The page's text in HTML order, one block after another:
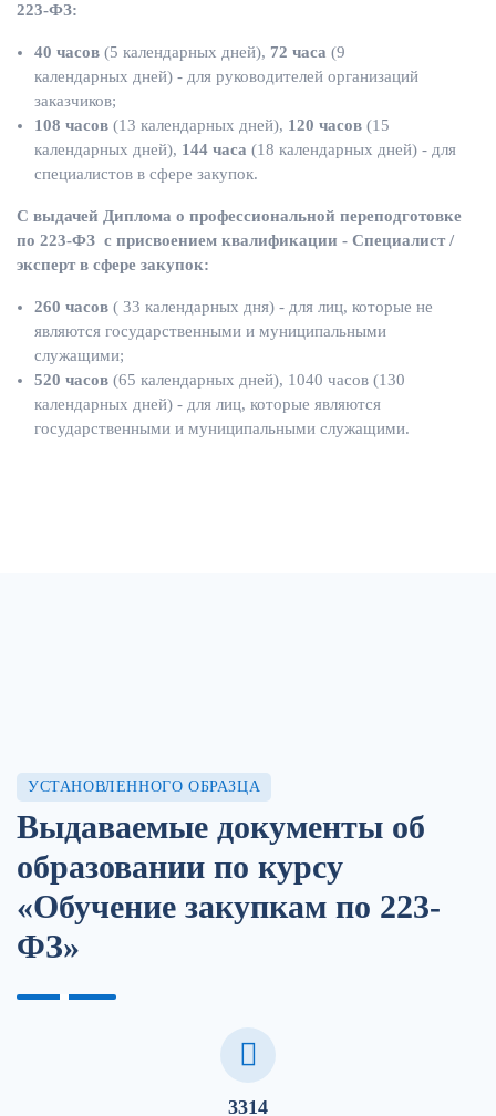
223-ФЗ:
40 часов (5 календарных дней), 72 часа (9
календарных дней) - для руководителей организаций
заказчиков;
108 часов (13 календарных дней), 120 часов (15
календарных дней), 144 часа (18 календарных дней) - для
специалистов в сфере закупок.
С выдачей Диплома о профессиональной переподготовке
по 223-ФЗ с присвоением квалификации - Специалист /
эксперт в сфере закупок:
260 часов ( 33 календарных дня) - для лиц, которые не
являются государственными и муниципальными
служащими;
520 часов (65 календарных дней), 1040 часов (130
календарных дней) - для лиц, которые являются
государственными и муниципальными служащими.
УСТАНОВЛЕННОГО ОБРАЗЦА
Выдаваемые документы об
образовании по курсу
«Обучение закупкам по 223-
ФЗ»
3314